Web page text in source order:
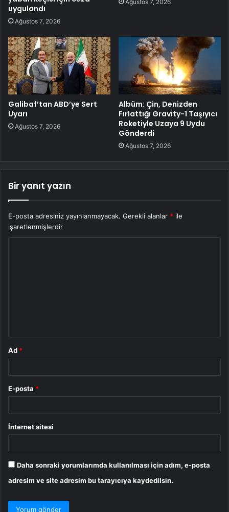
uygulandı
Ağustos 7, 2026
Ağustos 7, 2026
Galibaf’tan ABD’ye Sert
Uyarı
Ağustos 7, 2026
Albüm: Çin, Denizden
Fırlattığı Gravity-1 Taşıyıcı
Roketiyle Uzaya 9 Uydu
Gönderdi
Ağustos 7, 2026
Bir yanıt yazın
E-posta adresiniz yayınlanmayacak. Gerekli alanlar * ile
işaretlenmişlerdir
Ad *
E-posta *
İnternet sitesi
Daha sonraki yorumlarımda kullanılması için adım, e-posta
adresim ve site adresim bu tarayıcıya kaydedilsin.